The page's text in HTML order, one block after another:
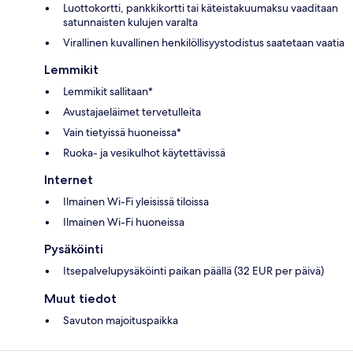
Luottokortti, pankkikortti tai käteistakuumaksu vaaditaan
satunnaisten kulujen varalta
Virallinen kuvallinen henkilöllisyystodistus saatetaan vaatia
Lemmikit
Lemmikit sallitaan*
Avustajaeläimet tervetulleita
Vain tietyissä huoneissa*
Ruoka- ja vesikulhot käytettävissä
Internet
Ilmainen Wi-Fi yleisissä tiloissa
Ilmainen Wi-Fi huoneissa
Pysäköinti
Itsepalvelupysäköinti paikan päällä (32 EUR per päivä)
Muut tiedot
Savuton majoituspaikka